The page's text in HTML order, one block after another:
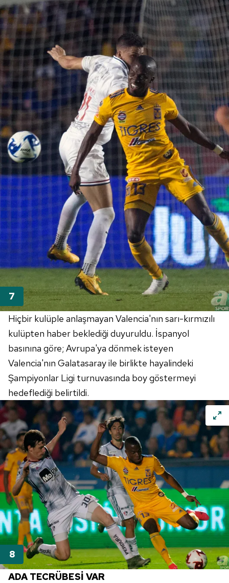
Sizlere daha iyi bir hizmet sunabilmek için İnternet
Sitemizde kendimize ve üçüncü kişilere ait çerezler
kullanılmaktadır. Bu çerezler vasıtasıyla çeşitli kişisel
verileriniz işlenmekte olup gerekli olan çerezler bilgi
toplumu hizmetlerinin sunulması amacıyla
kullanılmaktadır. Diğer çerezler, sitemizin daha işlevsel
kılınması ve kişiselleştirilmesi ve sizlere yönelik
reklam/pazarlama faaliyetlerinin yapılması, amaçlarıyla
sınırlı olarak açık rızanız dahilinde kullanılacaktır.
Çerezlere ilişkin tercihlerinizi aşağıda yer alan panel
vasıtasıyla belirleyebilirsiniz. Çerezlere ilişkin detaylı bilgi
için Ayarlar butonuna tıklayabilir,Çerez Bilgilendirme
Metnimiziziyaret edebilirsiniz.
6698 sayılı Kişisel Verilerin Korunması Kanunu uyarınca
hazırlanmış Aydınlatma Metnimizi okumak ve sitemizde
ilgili mevzuata uygun olarak kullanılan çerezlerle ilgili bilgi
almak için lütfen
tıklayınız.
Hiçbir kulüple anlaşmayan Valencia'nın sarı-kırmızılı
kulüpten haber beklediği duyuruldu. İspanyol
basınına göre; Avrupa'ya dönmek isteyen
Valencia'nın Galatasaray ile birlikte hayalindeki
Şampiyonlar Ligi turnuvasında boy göstermeyi
hedeflediği belirtildi.
ADA TECRÜBESİ VAR